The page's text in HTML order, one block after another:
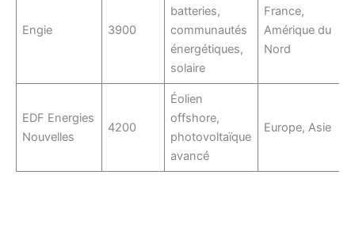
Engie 3900
batteries,
communautés
énergétiques,
solaire
France,
Amérique du
Nord
EDF Energies
Nouvelles
4200
Éolien
offshore,
photovoltaïque
avancé
Europe, Asie